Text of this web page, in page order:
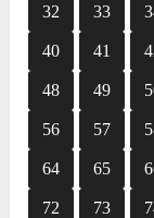
32 33
40 41
48 49
56 57
64 65
72 73